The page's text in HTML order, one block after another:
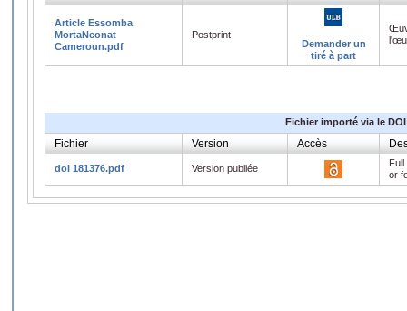
Article Essomba
MortaNeonat
Cameroun.pdf
Postprint
Demander un
tiré à part
Fichier importé via le DOI
Fichier Version Accès
doi 181376.pdf Version publiée
or